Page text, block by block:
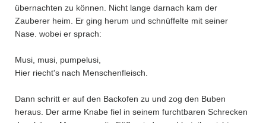
übernachten zu können. Nicht lange darnach kam der
Zauberer heim. Er ging herum und schnüffelte mit seiner
Nase. wobei er sprach:
Musi, musi, pumpelusi,
Hier riecht's nach Menschenfleisch.
Dann schritt er auf den Backofen zu und zog den Buben
heraus. Der arme Knabe fiel in seinem furchtbaren Schrecken